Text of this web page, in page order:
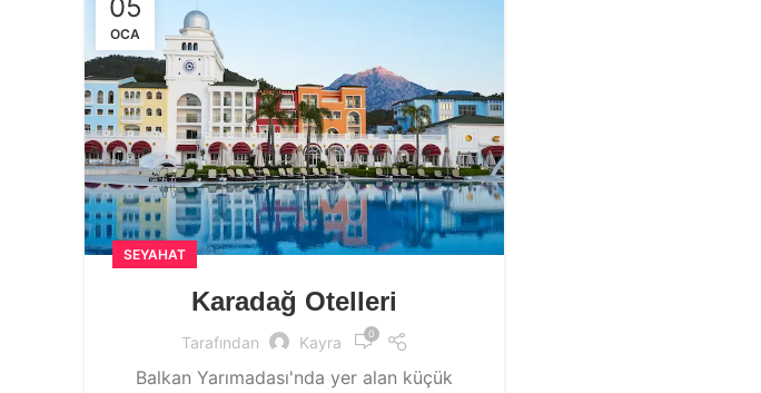
05
OCA
SEYAHAT
Karadağ Otelleri
Tarafından Kayra 0
Balkan Yarımadası'nda yer alan küçük